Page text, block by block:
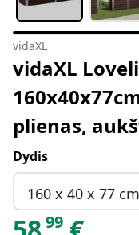
vidaXL
vidaXL
plienas,
Dydis
160 x 40 x 77 cm
99